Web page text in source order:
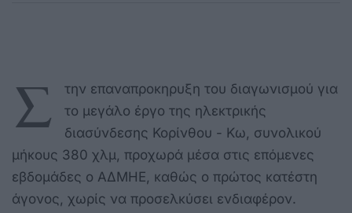
Σ
την επαναπροκηρυξη του διαγωνισμού για
το μεγάλο έργο της ηλεκτρικής
διασύνδεσης Κορίνθου - Κω, συνολικού
μήκους 380 χλμ, προχωρά μέσα στις επόμενες
εβδομάδες ο ΑΔΜΗΕ, καθώς ο πρώτος κατέστη
άγονος, χωρίς να προσελκύσει ενδιαφέρον.